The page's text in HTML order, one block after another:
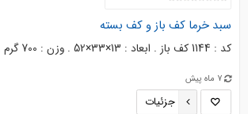
سبد خرما کف باز و کف بسته
کد : 1144 کف باز . ابعاد : 13×33×52 . وزن : 700 گرم ...
7 ماه پیش
جزئیات